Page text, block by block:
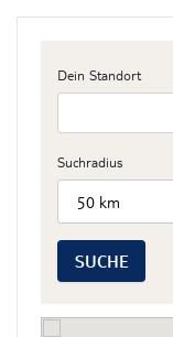
Dein Standort
Suchradius